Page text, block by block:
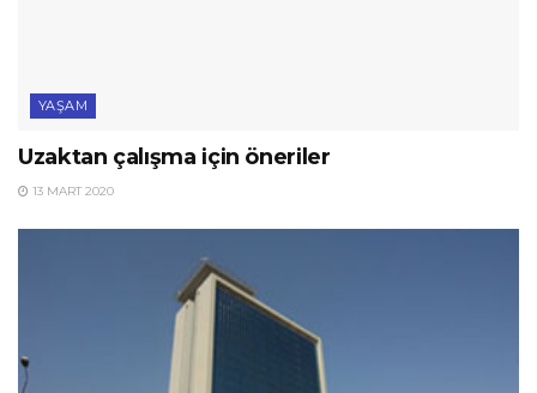
YAŞAM
Uzaktan çalışma için öneriler
13 MART 2020